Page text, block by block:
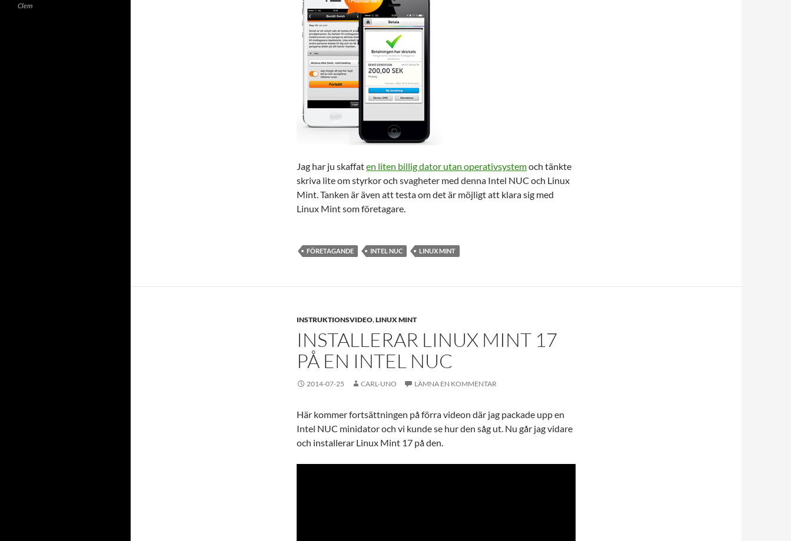
Jag har ju skaffaten liten billig dator utan operativsystemoch tänkte
skriva lite om styrkor och svagheter med denna Intel NUC och Linux
Mint. Tanken är även att testa om det är möjligt att klara sig med
Linux Mint som företagare.
FÖRETAGANDE INTEL NUC LINUX MINT
INSTRUKTIONSVIDEO,LINUX MINT
INSTALLERAR LINUX MINT 17
PÅ EN INTEL NUC
2014-07-25 CARL-UNO LÄMNA EN KOMMENTAR
Här kommer fortsättningen på förra videon där jag packade upp en
Intel NUC minidator och vi kunde se hur den såg ut. Nu går jag vidare
och installerar Linux Mint 17 på den.
Clem